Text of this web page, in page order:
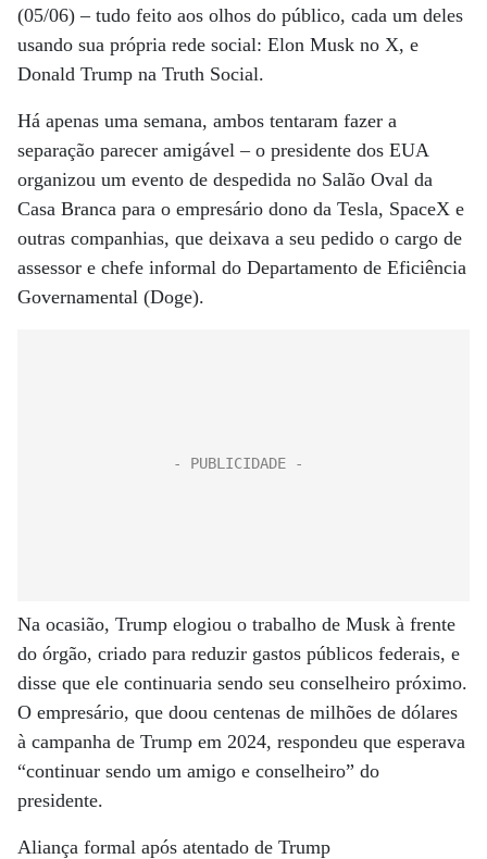
(05/06) – tudo feito aos olhos do público, cada um deles
usando sua própria rede social: Elon Musk no X, e
Donald Trump na Truth Social.
Há apenas uma semana, ambos tentaram fazer a
separação parecer amigável – o presidente dos EUA
organizou um evento de despedida no Salão Oval da
Casa Branca para o empresário dono da Tesla, SpaceX e
outras companhias, que deixava a seu pedido o cargo de
assessor e chefe informal do Departamento de Eficiência
Governamental (Doge).
Na ocasião, Trump elogiou o trabalho de Musk à frente
do órgão, criado para reduzir gastos públicos federais, e
disse que ele continuaria sendo seu conselheiro próximo.
O empresário, que doou centenas de milhões de dólares
à campanha de Trump em 2024, respondeu que esperava
“continuar sendo um amigo e conselheiro” do
presidente.
Aliança formal após atentado de Trump